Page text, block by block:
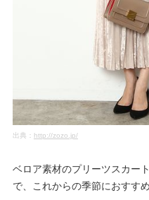
出典： http://zozo.jp/
ベロア素材のプリーツスカー
で、これからの季節におすすめ